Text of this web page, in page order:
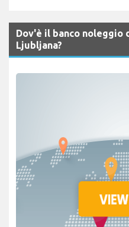
Dov'è il banco noleggio
Ljubljana?